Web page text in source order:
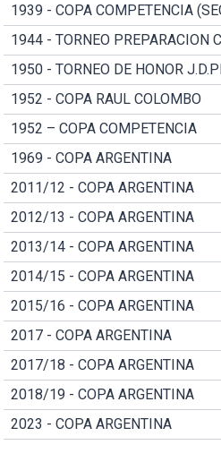
1939 - COPA COMPETENCIA
1944 - TORNEO PREPARACION
1950 - TORNEO DE HONOR
1952 - COPA RAUL COLOMBO
1952 – COPA COMPETENCIA
1969 - COPA ARGENTINA
2011/12 - COPA ARGENTINA
2012/13 - COPA ARGENTINA
2013/14 - COPA ARGENTINA
2014/15 - COPA ARGENTINA
2015/16 - COPA ARGENTINA
2017 - COPA ARGENTINA
2017/18 - COPA ARGENTINA
2018/19 - COPA ARGENTINA
2023 - COPA ARGENTINA